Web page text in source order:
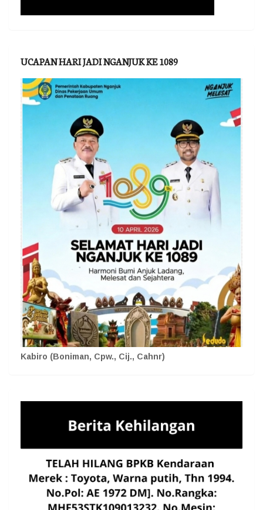
UCAPAN HARI JADI NGANJUK KE 1089
Kabiro (Boniman, Cpw., Cij., Cahnr)